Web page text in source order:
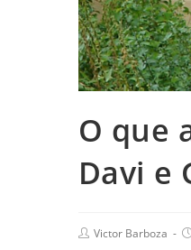
O que
Davi e
Victor Barboza